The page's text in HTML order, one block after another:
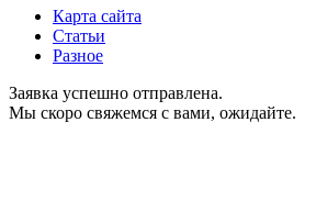
Карта сайта
Статьи
Разное
Заявка успешно отправлена.
Мы скоро свяжемся с вами, ожидайте.